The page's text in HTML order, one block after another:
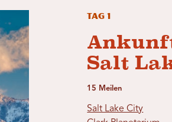
Tag 1
Salt
15 Meilen
Salt Lake City